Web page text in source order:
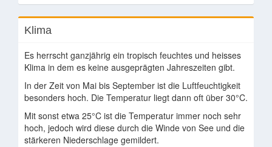
Klima
Es herrscht ganzjährig ein tropisch feuchtes und heisses
Klima in dem es keine ausgeprägten Jahreszeiten gibt.
In der Zeit von Mai bis September ist die Luftfeuchtigkeit
besonders hoch. Die Temperatur liegt dann oft über 30°C.
Mit sonst etwa 25°C ist die Temperatur immer noch sehr
hoch, jedoch wird diese durch die Winde von See und die
stärkeren Niederschlage gemildert.